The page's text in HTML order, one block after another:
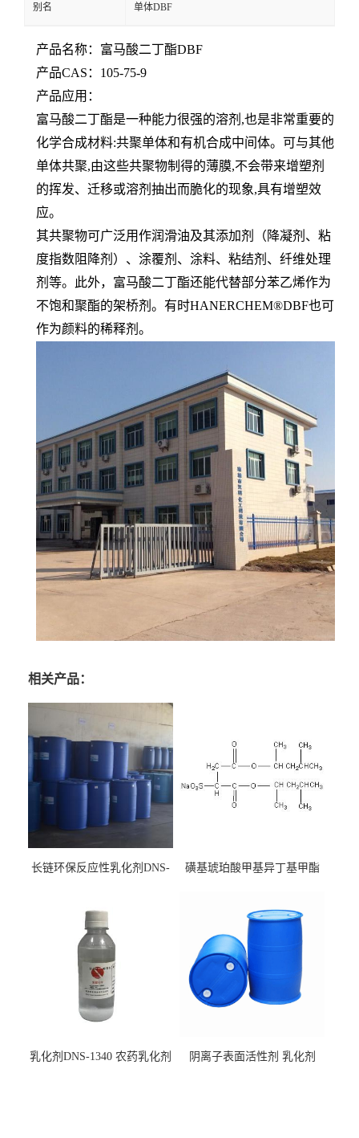
别名 单体DBF
产品名称：富马酸二丁酯DBF
产品CAS：105-75-9
产品应用：
富马酸二丁酯是一种能力很强的溶剂,也是非常重要的
化学合成材料:共聚单体和有机合成中间体。可与其他
单体共聚,由这些共聚物制得的薄膜,不会带来增塑剂
的挥发、迁移或溶剂抽出而脆化的现象,具有增塑效
应。
其共聚物可广泛用作润滑油及其添加剂（降凝剂、粘
度指数阻降剂）、涂覆剂、涂料、粘结剂、纤维处理
剂等。此外， 富马酸二丁酯还能代替部分苯乙烯作为
不饱和聚酯的架桥剂。有时HANERCHEM®DBF也可
作为颜料的稀释剂。
相关产品：
长链环保反应性乳化剂DNS-
磺基琥珀酸甲基异丁基甲酯
乳化剂DNS-1340 农药乳化剂
阴离子表面活性剂 乳化剂